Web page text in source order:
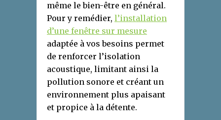
même le bien-être en général.
Pour y remédier, l’installation
d’une fenêtre sur mesure
adaptée à vos besoins permet
de renforcer l’isolation
acoustique, limitant ainsi la
pollution sonore et créant un
environnement plus apaisant
et propice à la détente.